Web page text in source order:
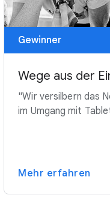
Gewinner
Wege aus der
"Wir versilbern das
im Umgang mit
Mehr erfahren